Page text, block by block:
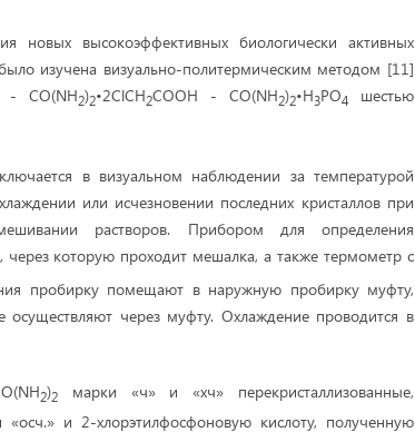
новых высокоэффективных биологически активных
изучена визуально-политермическим методом [11]
- CO(NH2)2•2ClCH2COOH - CO(NH2)2•H3PO4 шестью
в визуальном наблюдении за температурой
или исчезновении последних кристаллов при
растворов. Прибором для определения
через которую проходит мешалка, а также термометр с
пробирку помещают в наружную пробирку муфту,
осуществляют через муфту. Охлаждение проводится в
2)2
марки «ч» и «хч» перекристаллизованные,
«осч.» и 2-хлорэтилфосфоновую кислоту, полученную